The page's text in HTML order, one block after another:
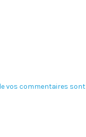
vos commentaires sont